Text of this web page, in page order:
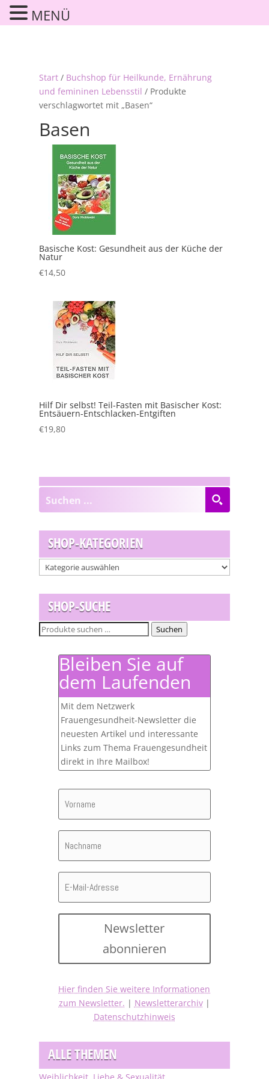
Start/ Buchshop für Heilkunde, Ernährung
und femininen Lebensstil / Produkte
verschlagwortet mit „Basen“
Basen
Basische Kost: Gesundheit aus der Küche der
Natur
€14,50
Hilf Dir selbst! Teil-Fasten mit Basischer Kost:
Entsäuern-Entschlacken-Entgiften
€19,80
SHOP-KATEGORIEN
SHOP-SUCHE
Suchen
Suchen
Bleiben Sie auf
dem Laufenden
Mit dem Netzwerk
Frauengesundheit-Newsletter die
neuesten Artikel und interessante
Links zum Thema Frauengesundheit
direkt in Ihre Mailbox!
Newsletter
abonnieren
Hier finden Sie weitere Informationen
zum Newsletter. | Newsletterarchiv|
Datenschutzhinweis
ALLE THEMEN
MENÜ